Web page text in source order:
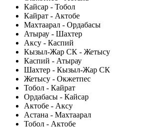
Кайсар - Тобол
Кайрат - Актобе
Махтаарал - Ордабасы
Атырау - Шахтер
Аксу - Каспий
Кызыл-Жар СК - Жетысу
Каспий - Атырау
Шахтер - Кызыл-Жар СК
Жетысу - Окжетпес
Тобол - Кайрат
Ордабасы - Кайсар
Актобе - Аксу
Астана - Махтаарал
Тобол - Актобе